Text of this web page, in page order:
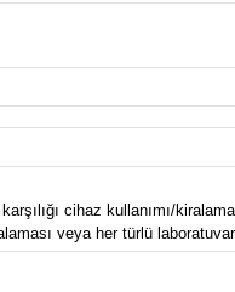
cihaz kullanımı/
veya her türlü